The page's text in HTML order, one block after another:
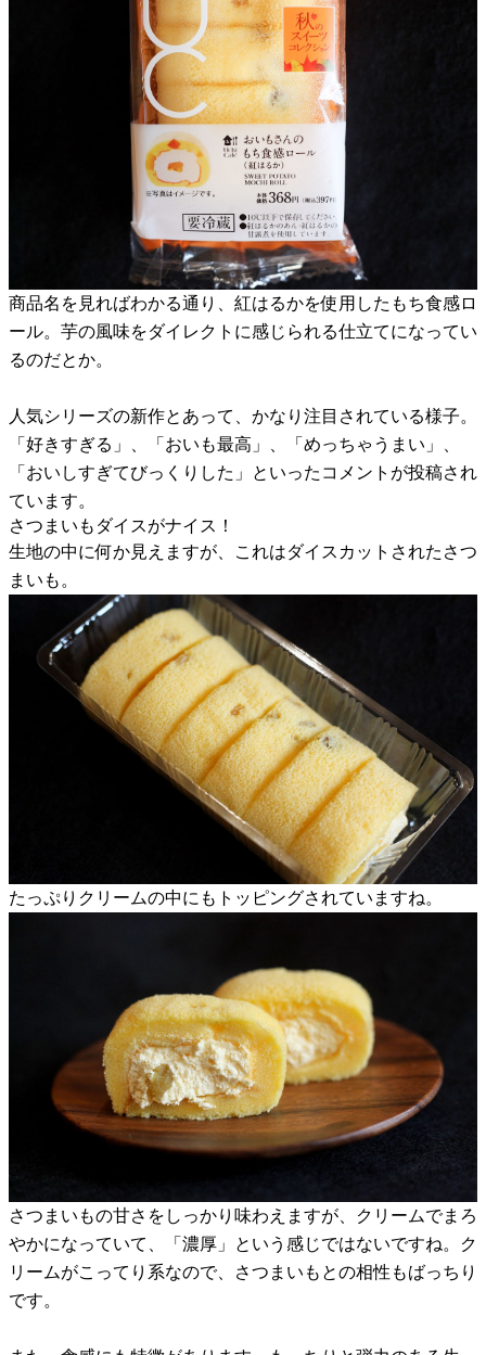
商品名を見ればわかる通り、紅はるかを使用したもち食感ロ
ール。芋の風味をダイレクトに感じられる仕立てになってい
るのだとか。
人気シリーズの新作とあって、かなり注目されている様子。
「好きすぎる」、「おいも最高」、「めっちゃうまい」、
「おいしすぎてびっくりした」といったコメントが投稿され
ています。
さつまいもダイスがナイス！
生地の中に何か見えますが、これはダイスカットされたさつ
まいも。
たっぷりクリームの中にもトッピングされていますね。
さつまいもの甘さをしっかり味わえますが、クリームでまろ
やかになっていて、「濃厚」という感じではないですね。ク
リームがこってり系なので、さつまいもとの相性もばっちり
です。